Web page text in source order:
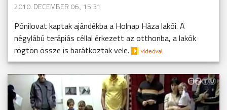
2010. DECEMBER 06., 15:31
Pónilovat kaptak ajándékba a Holnap Háza lakói. A
négylábú terápiás céllal érkezett az otthonba, a lakók
rögtön össze is barátkoztak vele.